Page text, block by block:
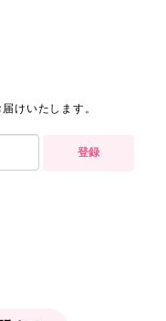
けいたします。
登録